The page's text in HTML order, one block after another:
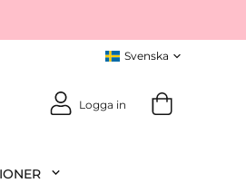
Logga in